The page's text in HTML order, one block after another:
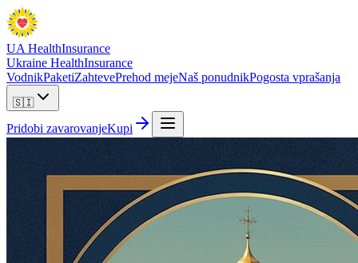
UA HealthInsurance
Ukraine HealthInsurance
VodnikPaketiZahtevePrehod mejeNaš ponudnikPogosta vprašanja
🇸🇮
Pridobi zavarovanjeKupi